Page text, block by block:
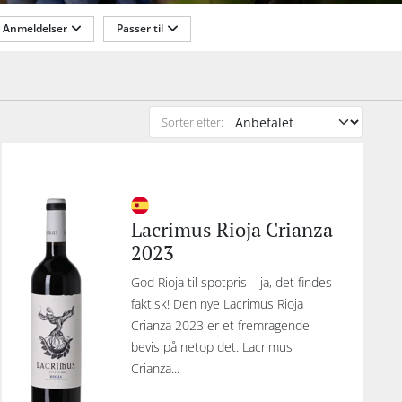
Anmeldelser Passer til
Sorter efter:
Lacrimus Rioja Crianza
2023
God Rioja til spotpris – ja, det findes
faktisk! Den nye Lacrimus Rioja
Crianza 2023 er et fremragende
bevis på netop det. Lacrimus
Crianza...